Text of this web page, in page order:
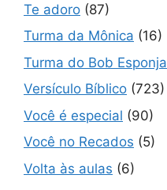
Te adoro (87)
Turma da Mônica (16)
Turma do Bob Esponja
Versículo Bíblico (723)
Você é especial (90)
Você no Recados (5)
Volta às aulas (6)